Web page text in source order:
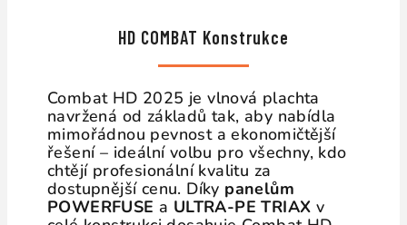
HD COMBAT Konstrukce
Combat HD 2025 je vlnová plachta
navržená od základů tak, aby nabídla
mimořádnou pevnost a ekonomičtější
řešení – ideální volbu pro všechny, kdo
chtějí profesionální kvalitu za
dostupnější cenu. Díky panelům
POWERFUSE a ULTRA-PE TRIAX v